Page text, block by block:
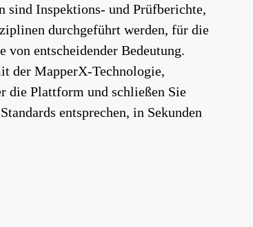
sind Inspektions- und Prüfberichte,
durchgeführt werden, für die
entscheidender Bedeutung.
der MapperX-Technologie,
die Plattform und schließen Sie
entsprechen, in Sekunden